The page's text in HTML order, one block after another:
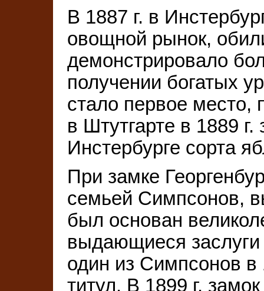
В 1887 г. в
овощной рынок,
демонстрировало
получении богатых
стало первое место,
в Штутгарте в 1889
Инстербурге сорта
При замке
семьей Симпсонов,
был основан
выдающиеся
один из Симпсонов в
титул. В 1899 г.